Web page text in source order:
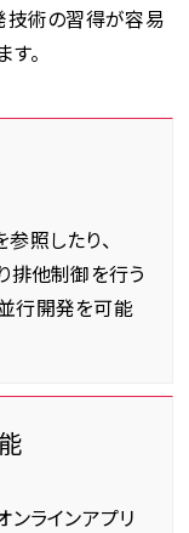
技術の習得が容易
。
照したり、
排他制御を行う
行開発を可能
ンラインアプリ